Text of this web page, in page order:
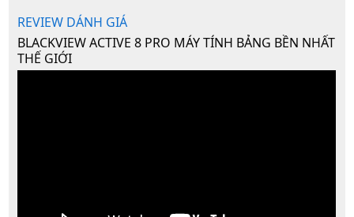
REVIEW DÁNH GIÁ
BLACKVIEW ACTIVE 8 PRO MÁY TÍNH BẢNG BỀN NHẤT
THẾ GIỚI